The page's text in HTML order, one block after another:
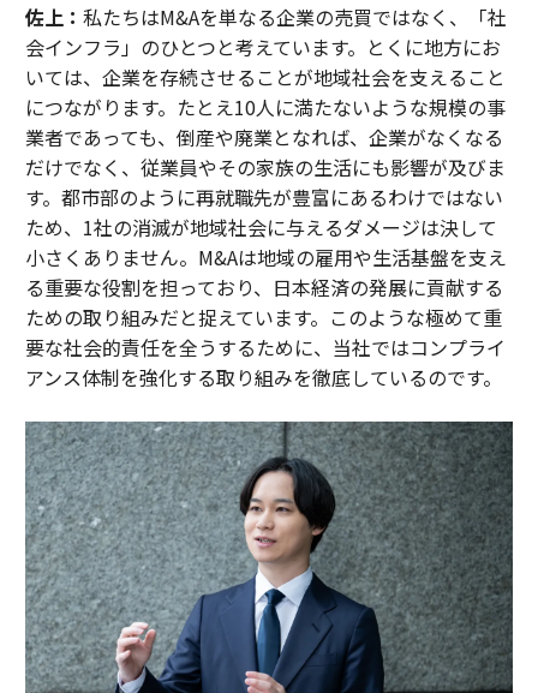
佐上： 私たちはM&Aを単なる企業の売買ではなく、「社
会インフラ」のひとつと考えています。とくに地方にお
いては、企業を存続させることが地域社会を支えること
につながります。たとえ10人に満たないような規模の事
業者であっても、倒産や廃業となれば、企業がなくなる
だけでなく、従業員やその家族の生活にも影響が及びま
す。都市部のように再就職先が豊富にあるわけではない
ため、1社の消滅が地域社会に与えるダメージは決して
小さくありません。M&Aは地域の雇用や生活基盤を支え
る重要な役割を担っており、日本経済の発展に貢献する
ための取り組みだと捉えています。このような極めて重
要な社会的責任を全うするために、当社ではコンプライ
アンス体制を強化する取り組みを徹底しているのです。